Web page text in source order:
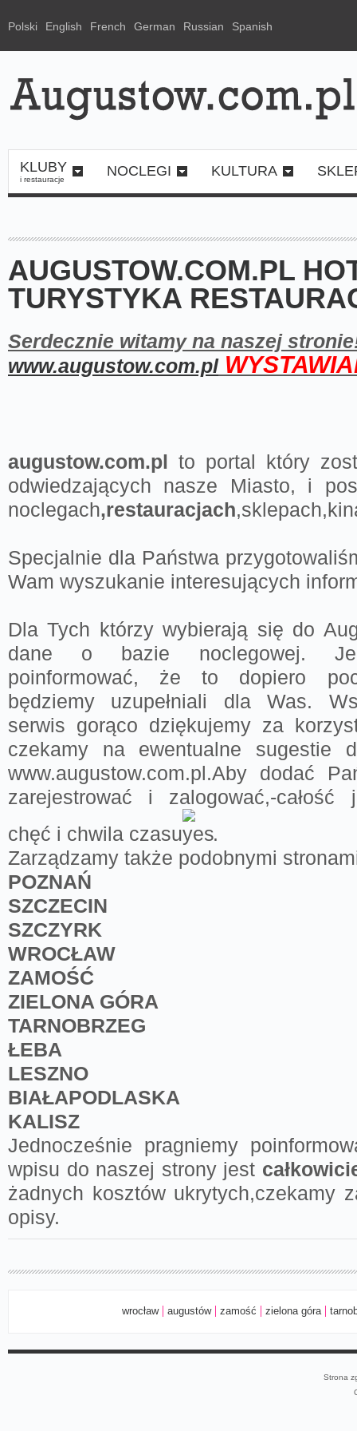
Polski English French German Russian Spanish
KLUBY
i restauracje
NOCLEGI KULTURA
AUGUSTOW.COM.PL
TURYSTYKA
Serdecznie witamy na naszej
www.augustow.com.pl
augustow.com.pl to portal który
odwiedzających nasze Miasto, i
noclegach,restauracjach
Specjalnie dla Państwa
Wam wyszukanie interesujących
Dla Tych którzy wybierają się do
dane o bazie noclegowej.
poinformować, że to dopiero
będziemy uzupełniali dla Was.
serwis gorąco dziękujemy za
czekamy na ewentualne sugestie
www.augustow.com.pl.Aby dodać
zarejestrować i zalogować,-całość
chęć i chwila czasu
.
Zarządzamy także podobnymi
POZNAŃ
SZCZECIN
SZCZYRK
WROCŁAW
ZAMOŚĆ
ZIELONA GÓRA
TARNOBRZEG
ŁEBA
LESZNO
BIAŁAPODLASKA
KALISZ
Jednocześnie pragniemy
wpisu do naszej strony jest
żadnych kosztów ukrytych,czekamy
opisy.
wrocław augustów zamość zielona góra
Strona